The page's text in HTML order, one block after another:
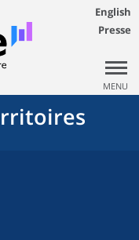
English
Presse
MENU